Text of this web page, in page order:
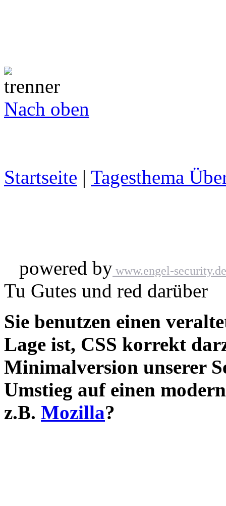
Nach oben
Startseite | Tagesthema
powered by www.engel-security.de
Tu Gutes und red darüber
Sie benutzen einen
Lage ist, CSS korrekt
Minimalversion unserer
Umstieg auf einen
z.B. Mozilla?